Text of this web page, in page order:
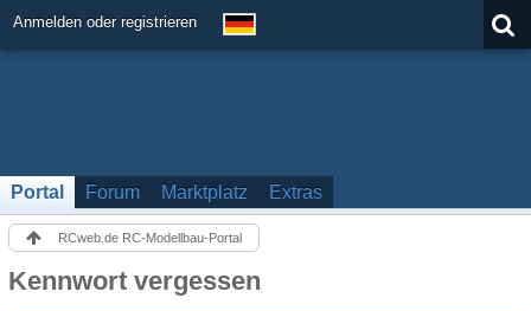
Anmelden oder registrieren
Portal Forum Marktplatz Extras
RCweb.de RC-Modellbau-Portal
Kennwort vergessen